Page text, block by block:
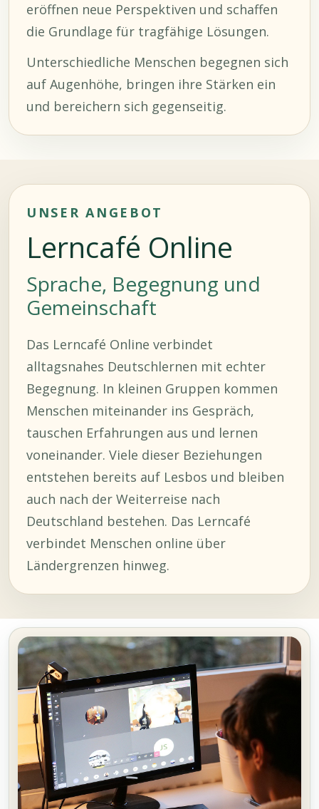
eröffnen neue Perspektiven und schaffen
die Grundlage für tragfähige Lösungen.
Unterschiedliche Menschen begegnen sich
auf Augenhöhe, bringen ihre Stärken ein
und bereichern sich gegenseitig.
UNSER ANGEBOT
Lerncafé Online
Sprache, Begegnung und
Gemeinschaft
Das Lerncafé Online verbindet
alltagsnahes Deutschlernen mit echter
Begegnung. In kleinen Gruppen kommen
Menschen miteinander ins Gespräch,
tauschen Erfahrungen aus und lernen
voneinander. Viele dieser Beziehungen
entstehen bereits auf Lesbos und bleiben
auch nach der Weiterreise nach
Deutschland bestehen. Das Lerncafé
verbindet Menschen online über
Ländergrenzen hinweg.